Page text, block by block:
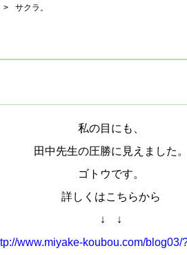
サクラ。
私の目にも、
田中先生の圧勝に見えました。
ゴトウです。
詳しくはこちらから
↓ ↓
www.miyake-koubou.com/blog03/